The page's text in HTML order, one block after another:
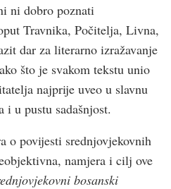
ni dobro poznati
Travnika, Počitelja, Livna,
dar za literarno izražavanje
što je svakom tekstu unio
najprije uveo u slavnu
i u pustu sadašnjost.
o povijesti srednjovjekovnih
namjera i cilj ove
bosanski